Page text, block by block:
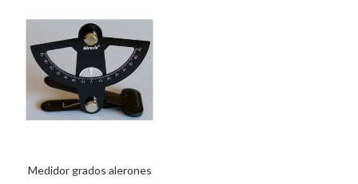
Medidor grados alerones